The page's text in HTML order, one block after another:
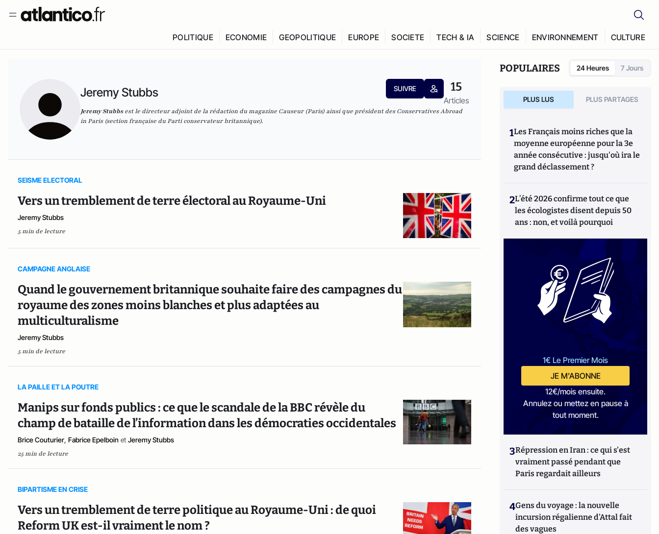
POLITIQUE ECONOMIE GEOPOLITIQUE EUROPE SOCIETE TECH & IA SCIENCE ENVIRONNEMENT CULTURE
Jeremy Stubbs SUIVRE 15
Articles
Jeremy Stubbsest le directeur adjoint de la rédaction du magazine Causeur (Paris) ainsi que président des Conservatives Abroad
in Paris (section française du Parti conservateur britannique).
SEISME ELECTORAL
Vers un tremblement de terre électoral au Royaume-Uni
Jeremy Stubbs
5 min de lecture
CAMPAGNE ANGLAISE
Quand le gouvernement britannique souhaite faire des campagnes du
royaume des zones moins blanches et plus adaptées au
multiculturalisme
Jeremy Stubbs
5 min de lecture
LA PAILLE ET LA POUTRE
Manips sur fonds publics : ce que le scandale de la BBC révèle du
champ de bataille de l’information dans les démocraties occidentales
Brice Couturier, Fabrice Epelboin et Jeremy Stubbs
25 min de lecture
BIPARTISME EN CRISE
Vers un tremblement de terre politique au Royaume-Uni : de quoi
Reform UK est-il vraiment le nom ?
POPULAIRES 24 Heures 7 Jours
PLUS LUS PLUS PARTAGES
1Les Français moins riches que la
moyenne européenne pour la 3e
année consécutive : jusqu'où ira le
grand déclassement ?
2L’été 2026 confirme tout ce que
les écologistes disent depuis 50
ans : non, et voilà pourquoi
1€ Le Premier Mois
JE M'ABONNE
12€/mois ensuite.
Annulez ou mettez en pause à
tout moment.
3Répression en Iran : ce qui s'est
vraiment passé pendant que
Paris regardait ailleurs
4Gens du voyage : la nouvelle
incursion régalienne d'Attal fait
des vagues